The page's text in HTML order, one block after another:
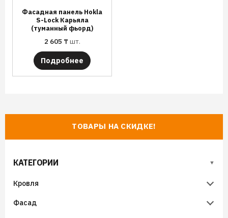
ТОВАРЫ НА СКИДКЕ!
КАТЕГОРИИ
Кровля
Металлочерепица
Фасад
Фасадная панель Hokla
S-Lock Карьяла
(туманный фьорд)
2 605 ₸шт.
Подробнее